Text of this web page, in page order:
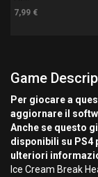
7,99 €
Game
Per giocare a
aggiornare il
Anche se questo
disponibili su PS4
ulteriori
Ice Cream Break